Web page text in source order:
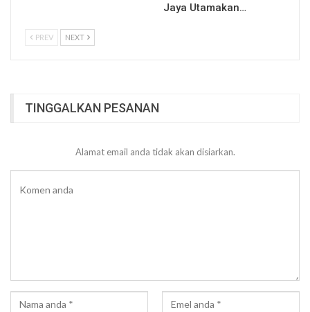
Jaya Utamakan…
PREV NEXT
TINGGALKAN PESANAN
Alamat email anda tidak akan disiarkan.